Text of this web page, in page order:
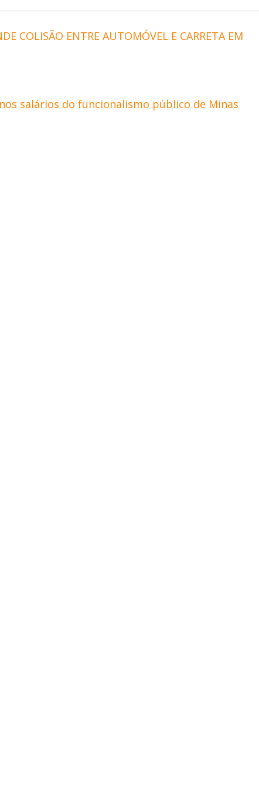
COLISÃO ENTRE AUTOMÓVEL E CARRETA EM
salários do funcionalismo público de Minas